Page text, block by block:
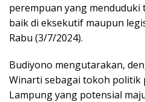
perempuan yang
baik di eksekutif maupun
Rabu (3/7/2024).
Budiyono mengutarakan,
Winarti sebagai tokoh politik
Lampung yang potensial